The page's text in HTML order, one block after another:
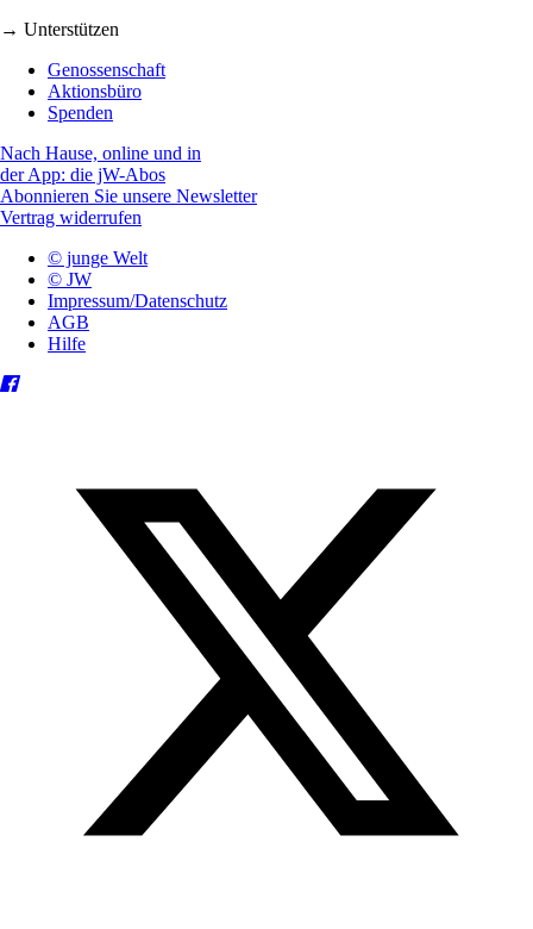
→ Unterstützen
Genossenschaft
Aktionsbüro
Spenden
Nach Hause, online und in
der App: die jW-Abos
Abonnieren Sie unsere Newsletter
Vertrag widerrufen
© junge Welt
© JW
Impressum/Datenschutz
AGB
Hilfe